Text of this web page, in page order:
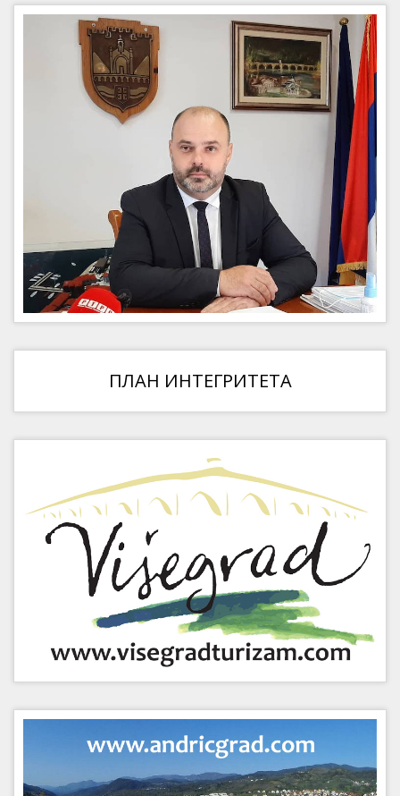
ПЛАН ИНТЕГРИТЕТА